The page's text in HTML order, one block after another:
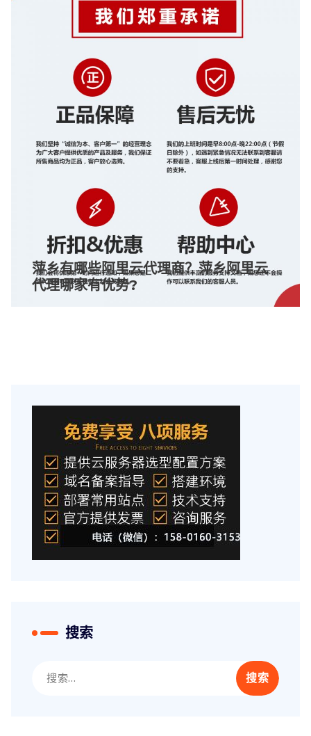
萍乡有哪些阿里云代理商？萍乡阿里云
代理哪家有优势?
搜索
索：